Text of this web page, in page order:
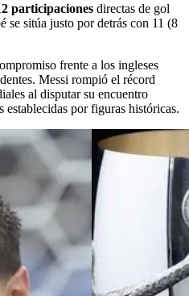
participaciones directas de gol
se sitúa justo por detrás con 11 (8
frente a los ingleses
Messi rompió el récord
al disputar su encuentro
establecidas por figuras históricas.